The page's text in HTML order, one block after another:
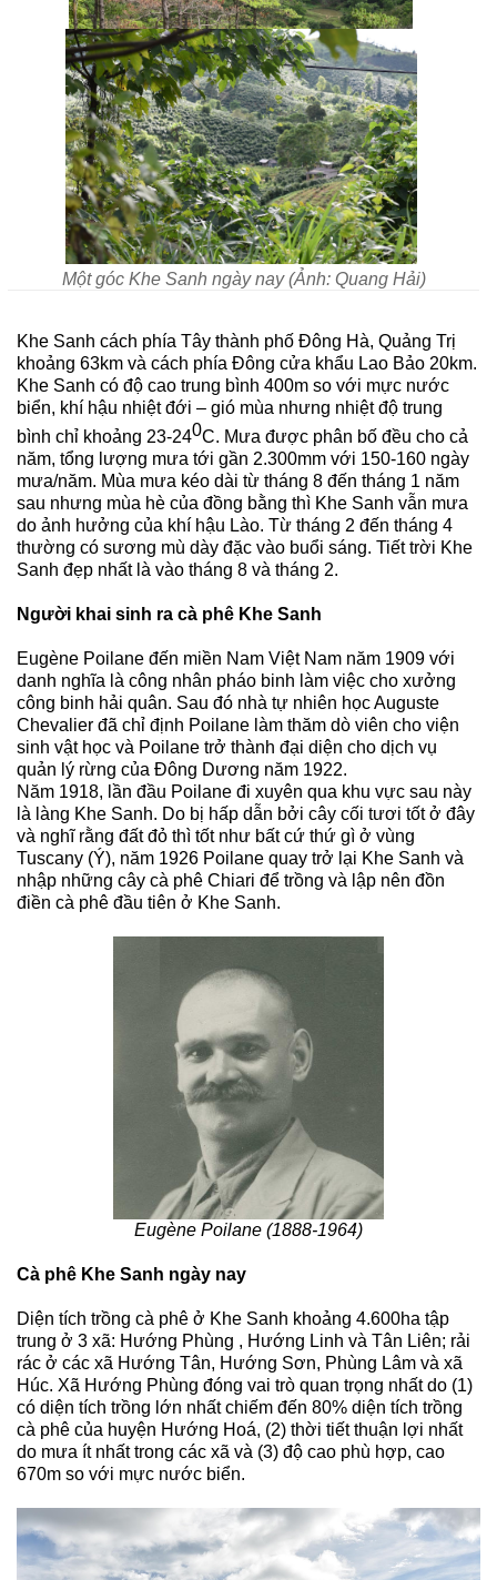
Một góc Khe Sanh ngày nay (Ảnh: Quang Hải)
Khe Sanh cách phía Tây thành phố Đông Hà, Quảng Trị
khoảng 63km và cách phía Đông cửa khẩu Lao Bảo 20km.
Khe Sanh có độ cao trung bình 400m so với mực nước
biển, khí hậu nhiệt đới – gió mùa nhưng nhiệt độ trung
bình chỉ khoảng 23-240C. Mưa được phân bố đều cho cả
năm, tổng lượng mưa tới gần 2.300mm với 150-160 ngày
mưa/năm. Mùa mưa kéo dài từ tháng 8 đến tháng 1 năm
sau nhưng mùa hè của đồng bằng thì Khe Sanh vẫn mưa
do ảnh hưởng của khí hậu Lào. Từ tháng 2 đến tháng 4
thường có sương mù dày đặc vào buổi sáng. Tiết trời Khe
Sanh đẹp nhất là vào tháng 8 và tháng 2.
Người khai sinh ra cà phê Khe Sanh
Eugène Poilane đến miền Nam Việt Nam năm 1909 với
danh nghĩa là công nhân pháo binh làm việc cho xưởng
công binh hải quân. Sau đó nhà tự nhiên học Auguste
Chevalier đã chỉ định Poilane làm thăm dò viên cho viện
sinh vật học và Poilane trở thành đại diện cho dịch vụ
quản lý rừng của Đông Dương năm 1922.
Năm 1918, lần đầu Poilane đi xuyên qua khu vực sau này
là làng Khe Sanh. Do bị hấp dẫn bởi cây cối tươi tốt ở đây
và nghĩ rằng đất đỏ thì tốt như bất cứ thứ gì ở vùng
Tuscany (Ý), năm 1926 Poilane quay trở lại Khe Sanh và
nhập những cây cà phê Chiari để trồng và lập nên đồn
điền cà phê đầu tiên ở Khe Sanh.
Eugène Poilane (1888-1964)
Cà phê Khe Sanh ngày nay
Diện tích trồng cà phê ở Khe Sanh khoảng 4.600ha tập
trung ở 3 xã: Hướng Phùng , Hướng Linh và Tân Liên; rải
rác ở các xã Hướng Tân, Hướng Sơn, Phùng Lâm và xã
Húc. Xã Hướng Phùng đóng vai trò quan trọng nhất do (1)
có diện tích trồng lớn nhất chiếm đến 80% diện tích trồng
cà phê của huyện Hướng Hoá, (2) thời tiết thuận lợi nhất
do mưa ít nhất trong các xã và (3) độ cao phù hợp, cao
670m so với mực nước biển.